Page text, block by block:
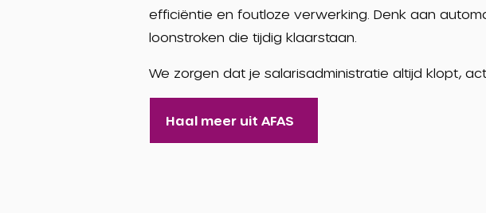
efficiëntie en foutloze verwerking. Denk aan
loonstroken die tijdig klaarstaan.
We zorgen dat je salarisadministratie altijd klopt,
Haal meer uit AFAS